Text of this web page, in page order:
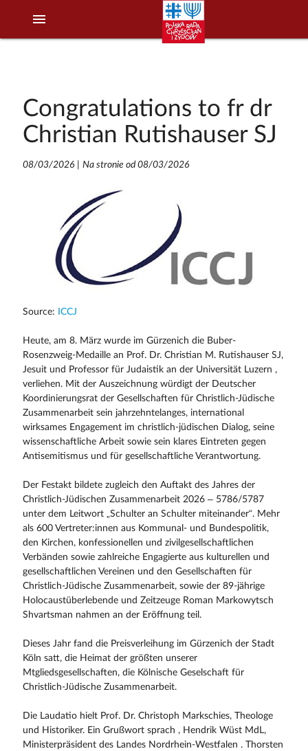
menu
Congratulations to fr dr
Christian Rutishauser SJ
08/03/2026| Na stronie od 08/03/2026
Source: ICCJ
Heute, am 8. März wurde im Gürzenich die Buber-
Rosenzweig-Medaille an Prof. Dr. Christian M. Rutishauser SJ,
Jesuit und Professor für Judaistik an der Universität Luzern ,
verliehen. Mit der Auszeichnung würdigt der Deutscher
Koordinierungsrat der Gesellschaften für Christlich-Jüdische
Zusammenarbeit sein jahrzehntelanges, international
wirksames Engagement im christlich-jüdischen Dialog, seine
wissenschaftliche Arbeit sowie sein klares Eintreten gegen
Antisemitismus und für gesellschaftliche Verantwortung.
Der Festakt bildete zugleich den Auftakt des Jahres der
Christlich-Jüdischen Zusammenarbeit 2026 – 5786/5787
unter dem Leitwort „Schulter an Schulter miteinander“. Mehr
als 600 Vertreter:innen aus Kommunal- und Bundespolitik,
den Kirchen, konfessionellen und zivilgesellschaftlichen
Verbänden sowie zahlreiche Engagierte aus kulturellen und
gesellschaftlichen Vereinen und den Gesellschaften für
Christlich-Jüdische Zusammenarbeit, sowie der 89-jährige
Holocaustüberlebende und Zeitzeuge Roman Markowytsch
Shvartsman nahmen an der Eröffnung teil.
Dieses Jahr fand die Preisverleihung im Gürzenich der Stadt
Köln satt, die Heimat der größten unserer
Mtgliedsgesellschaften, die Kölnische Geselschaft für
Christlich-Jüdische Zusammenarbeit.
Die Laudatio hielt Prof. Dr. Christoph Markschies, Theologe
und Historiker. Ein Grußwort sprach , Hendrik Wüst MdL,
Ministerpräsident des Landes Nordrhein-Westfalen . Thorsten